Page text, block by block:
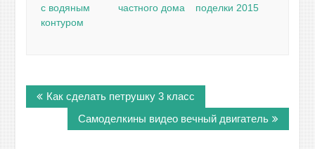
с водяным
контуром
частного дома
поделки 2015
по
записям
Как сделать петрушку 3 класс
Самоделкины видео вечный двигатель